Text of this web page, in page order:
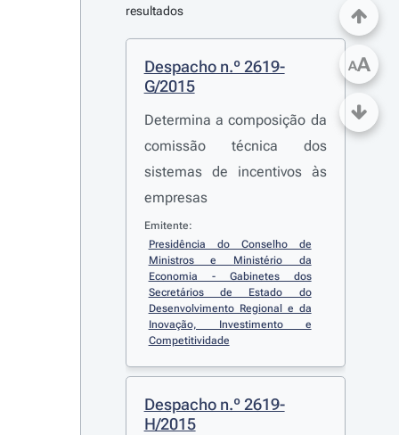
resultados
Despacho n.º 2619-
G/2015
Determina a composição da
comissão técnica dos
sistemas de incentivos às
empresas
Emitente:
Presidência do Conselho de
Ministros e Ministério da
Economia - Gabinetes dos
Secretários de Estado do
Desenvolvimento Regional e da
Inovação, Investimento e
Competitividade
Despacho n.º 2619-
H/2015
AA